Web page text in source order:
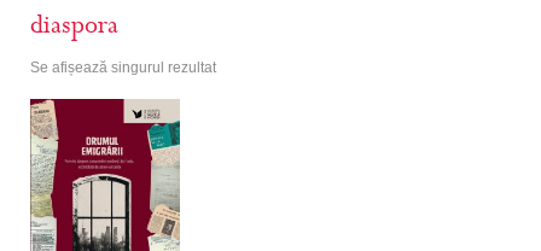
diaspora
Se afișează singurul rezultat